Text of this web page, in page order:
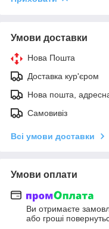
Умови доставки
Нова Пошта
Доставка кур'єром
Нова пошта,
Самовивіз
Всі умови доставки
Умови оплати
Ви отримаєте
або гроші